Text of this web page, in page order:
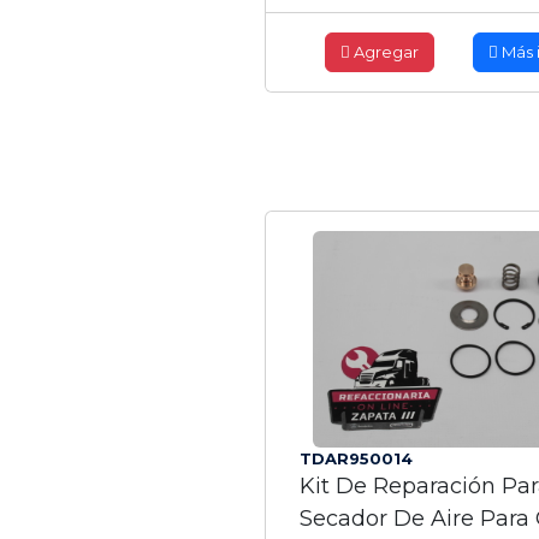
Agregar
TDAR950014
Kit De Reparación
Secador De Aire Para